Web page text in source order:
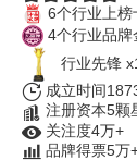
6个行业上榜
4个行业品牌
行业先锋
成立时间
注册资本5颗
关注度4万+
品牌得票5万